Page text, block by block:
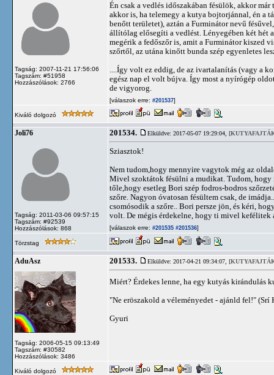
Tagság: 2007-11-21 17:56:06
Tagszám: #51958
Hozzászólások: 2766
Én csak a vedlés időszakában fésülök, akkor
akkor is, ha telemegy a kutya bojtorjánnal, én a
benőtt területet), aztán a Furminátor nevű
állítólag elősegíti a vedlést. Lényegében két hét
megérik a fedőszőr is, amit a Furminátor kiszed
szőrtől, az utána kinőtt bunda szép egyenletes
....Így volt ez eddig, de az ivartalanítás (vagy a
egész nap el volt bújva. Így most a nyírógép
de vigyorog.
[válaszok erre: #201537]
Kiváló dolgozó
Joli76
Tagság: 2011-03-06 09:57:15
Tagszám: #92539
Hozzászólások: 868
201534. Elküldve: 2017-05-07 19:29:04,
Sziasztok!
Nem tudom,hogy mennyire vagytok még az
Mivel szoktátok fésülni a mudikat. Tudom, hogy
tőle,hogy esetleg Bori szép fodros-bodros
szőre. Nagyon óvatosan fésültem csak, de
csomósodik a szőre.. Bori persze jön, és kéri,
volt. De mégis érdekelne, hogy ti mivel kefélitek
[válaszok erre: #201535 #201536]
Törzstag
AduAsz
Tagság: 2006-05-15 09:13:49
Tagszám: #30582
Hozzászólások: 3486
201533. Elküldve: 2017-04-21 09:34:07,
Miért? Érdekes lenne, ha egy kutyás kirándulás
"Ne eröszakold a véleményedet - ajánld fel!" (Srí
Gyuri
Kiváló dolgozó